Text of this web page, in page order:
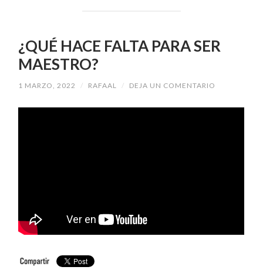
¿QUÉ HACE FALTA PARA SER
MAESTRO?
1 MARZO, 2022 / RAFAAL / DEJA UN COMENTARIO